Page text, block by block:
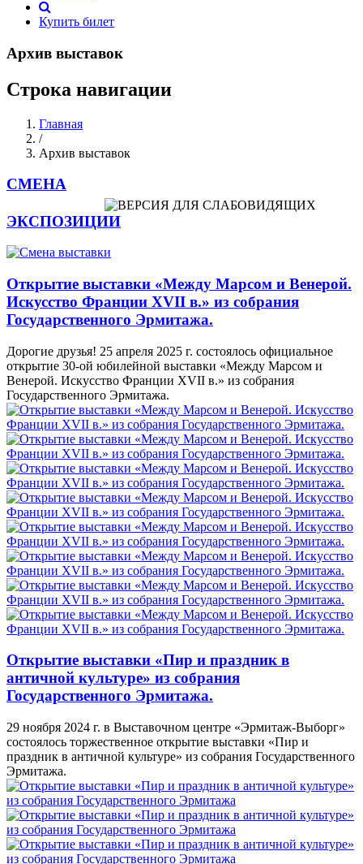
Купить билет
Архив выставок
Строка навигации
Главная
/
Архив выставок
СМЕНА
ЭКСПОЗИЦИИ
Открытие выставки «Между Марсом и Венерой.
Искусство Франции XVII в.» из собрания
Государственного Эрмитажа.
Дорогие друзья! 25 апреля 2025 г. состоялось официальное
открытие 30-ой юбилейной выставки «Между Марсом и
Венерой. Искусство Франции XVII в.» из собрания
Государственного Эрмитажа.
Открытие выставки «Пир и праздник в
античной культуре» из собрания
Государственного Эрмитажа.
29 ноября 2024 г. в Выставочном центре «Эрмитаж-Выборг»
состоялось торжественное открытие выставки «Пир и
праздник в античной культуре» из собрания Государственного
Эрмитажа.